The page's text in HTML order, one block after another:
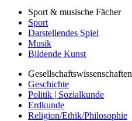
Sport & musische Fächer
Sport
Darstellendes Spiel
Musik
Bildende Kunst
Gesellschaftswissenschaften
Geschichte
Politik | Sozialkunde
Erdkunde
Religion/Ethik/Philosophie